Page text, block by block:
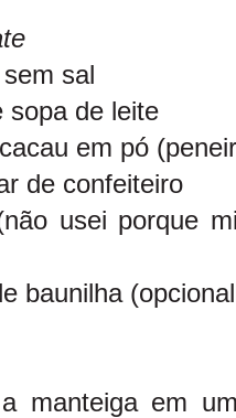
sal
sopa de leite
em pó
de confeiteiro
não usei porque
baunilha
manteiga em